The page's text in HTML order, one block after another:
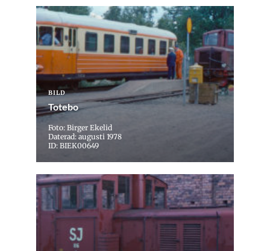
BILD
Totebo
Foto: Birger Ekelid
Daterad: augusti 1978
ID: BIEK00649